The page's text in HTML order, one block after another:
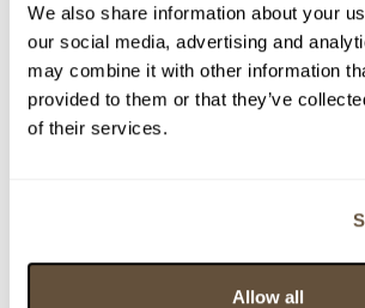
We also share information about your
our social media, advertising and
may combine it with other information
provided to them or that they’ve
of their services.
Allow all
Detail položky
Olej na plátně, 67x97 cm. Signováno
Čadek 1936. Rámováno.
> zpět na